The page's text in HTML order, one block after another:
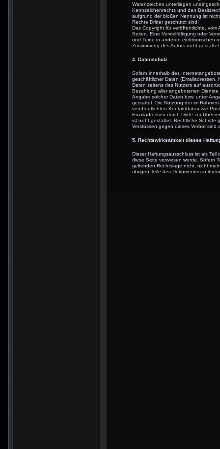
Warenzeichen unterliegen
Kennzeichenrechts und den
aufgrund der bloßen Nennung ist
Rechte Dritter geschützt sind!
Das Copyright für veröffentlichte, vom
Seiten. Eine Vervielfältigung oder
und Texte in anderen elektronischen
Zustimmung des Autors nicht gestattet.
4. Datenschutz
Sofern innerhalb des
geschäftlicher Daten (Emailadressen,
Daten seitens des Nutzers auf
Bezahlung aller angebotenen
Angabe solcher Daten bzw. unter
gestattet. Die Nutzung der im
veröffentlichten Kontaktdaten wie
Emailadressen durch Dritte zur
ist nicht gestattet. Rechtliche Schritte
Verstössen gegen dieses Verbot sind
5. Rechtswirksamkeit dieses
Dieser Haftungsausschluss ist als
diese Seite verwiesen wurde. Sofern
geltenden Rechtslage nicht, nicht
übrigen Teile des Dokumentes in